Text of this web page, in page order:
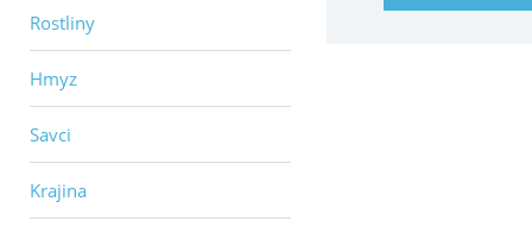
Rostliny
Hmyz
Savci
Krajina